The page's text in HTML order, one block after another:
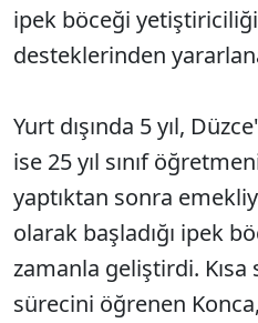
ipek böceği
desteklerinden
Yurt dışında 5 yıl,
ise 25 yıl sınıf
yaptıktan sonra
olarak başladığı ipek
zamanla geliştirdi.
sürecini öğrenen